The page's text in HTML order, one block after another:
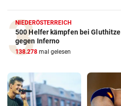
NIEDERÖSTERREICH
500 Helfer kämpfen bei Gluthitze
gegen Inferno
138.278 mal gelesen